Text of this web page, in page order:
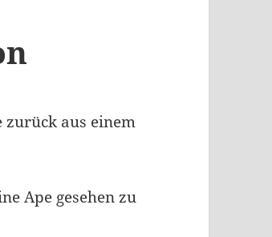
zurück aus einem
Ape gesehen zu